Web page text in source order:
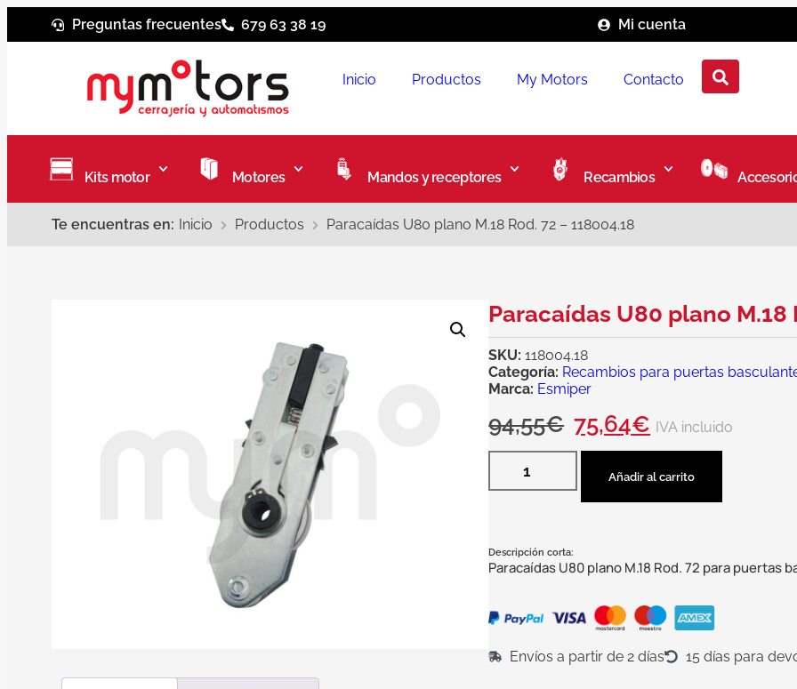
Preguntas frecuentes 679 63 38 19 Mi cuenta
Inicio Productos My Motors Contacto
Kits motor Motores Mandos y receptores Recambios
Te encuentras en: Inicio Productos Paracaídas U80 plano M.18 Rod. 72 – 118004.18
Paracaídas U80 plano M.18
SKU:118004.18
Categoría: Recambios para puertas
Marca: Esmiper
94,55€ 75,64€ IVA incluido
Añadir al carrito
Descripción corta:
Paracaídas U80 plano M.18 Rod. 72 para puertas
Envíos a partir de 2 días 15 días para